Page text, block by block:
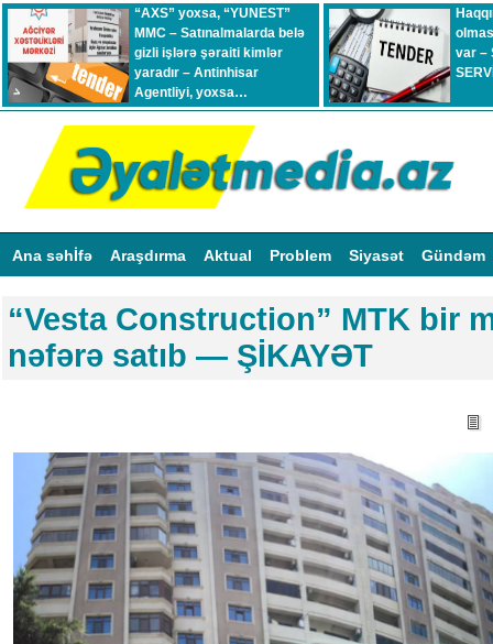
“AXS” yoxsa, “YUNEST”
MMC – Satınalmalarda belə
gizli işlərə şəraiti kimlər
yaradır – Antinhisar
Agentliyi, yoxsa…
var –
Ana səhİfə Araşdırma Aktual Problem Siyasət Gündəm
“Vesta Construction” MTK bir
nəfərə satıb — ŞİKAYƏT